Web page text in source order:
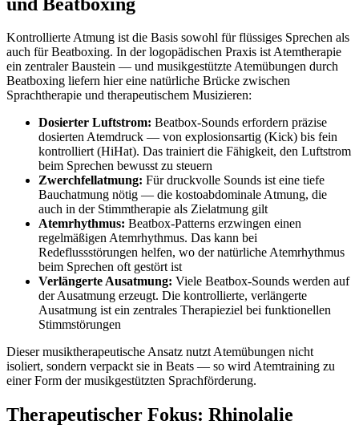
Kontrollierte Atmung ist die Basis sowohl für flüssiges Sprechen als
auch für Beatboxing. In der logopädischen Praxis ist Atemtherapie
ein zentraler Baustein — und musikgestützte Atemübungen durch
Beatboxing liefern hier eine natürliche Brücke zwischen
Sprachtherapie und therapeutischem Musizieren:
Dosierter Luftstrom: Beatbox-Sounds erfordern präzise
dosierten Atemdruck — von explosionsartig (Kick) bis fein
kontrolliert (HiHat). Das trainiert die Fähigkeit, den Luftstrom
beim Sprechen bewusst zu steuern
Zwerchfellatmung: Für druckvolle Sounds ist eine tiefe
Bauchatmung nötig — die kostoabdominale Atmung, die
auch in der Stimmtherapie als Zielatmung gilt
Atemrhythmus: Beatbox-Patterns erzwingen einen
regelmäßigen Atemrhythmus. Das kann bei
Redeflussstörungen helfen, wo der natürliche Atemrhythmus
beim Sprechen oft gestört ist
Verlängerte Ausatmung: Viele Beatbox-Sounds werden auf
der Ausatmung erzeugt. Die kontrollierte, verlängerte
Ausatmung ist ein zentrales Therapieziel bei funktionellen
Stimmstörungen
Dieser musiktherapeutische Ansatz nutzt Atemübungen nicht
isoliert, sondern verpackt sie in Beats — so wird Atemtraining zu
einer Form der musikgestützten Sprachförderung.
Therapeutischer Fokus: Rhinolalie